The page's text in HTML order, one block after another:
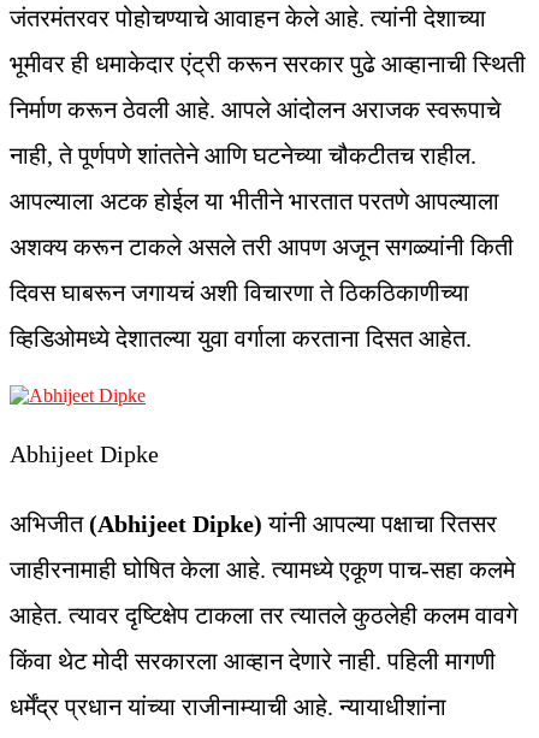
जंतरमंतरवर पोहोचण्याचे आवाहन केले आहे. त्यांनी देशाच्या
भूमीवर ही धमाकेदार एंट्री करून सरकार पुढे आव्हानाची स्थिती
निर्माण करून ठेवली आहे. आपले आंदोलन अराजक स्वरूपाचे
नाही, ते पूर्णपणे शांततेने आणि घटनेच्या चौकटीतच राहील.
आपल्याला अटक होईल या भीतीने भारतात परतणे आपल्याला
अशक्य करून टाकले असले तरी आपण अजून सगळ्यांनी किती
दिवस घाबरून जगायचं अशी विचारणा ते ठिकठिकाणीच्या
व्हिडिओमध्ये देशातल्या युवा वर्गाला करताना दिसत आहेत.
Abhijeet Dipke
अभिजीत(Abhijeet Dipke) यांनी आपल्या पक्षाचा रितसर
जाहीरनामाही घोषित केला आहे. त्यामध्ये एकूण पाच-सहा कलमे
आहेत. त्यावर दृष्टिक्षेप टाकला तर त्यातले कुठलेही कलम वावगे
किंवा थेट मोदी सरकारला आव्हान देणारे नाही. पहिली मागणी
धर्मेंद्र प्रधान यांच्या राजीनाम्याची आहे. न्यायाधीशांना